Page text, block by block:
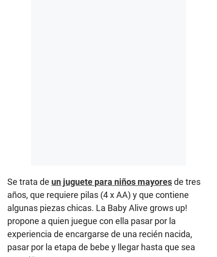
Se trata de un juguete para niños mayoresde tres
años, que requiere pilas (4 x AA) y que contiene
algunas piezas chicas. La Baby Alive grows up!
propone a quien juegue con ella pasar por la
experiencia de encargarse de una recién nacida,
pasar por la etapa de bebe y llegar hasta que sea